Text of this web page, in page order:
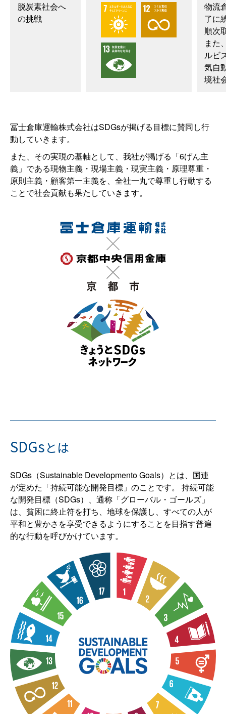
脱炭素社会へ
の挑戦
物流
了に
順次
また
ルビ
気自
境社
冨士倉庫運輸株式会社はSDGsが掲げる目標に賛同し行
動していきます。
また、その実現の基軸として、我社が掲げる「6げん主
義」である現物主義・現場主義・現実主義・原理尊重・
原則主義・顧客第一主義を、全社一丸で尊重し行動する
ことで社会貢献も果たしていきます。
SDGsとは
SDGs（Sustainable Developmento Goals）とは、国連
が定めた「持続可能な開発目標」のことです。 持続可能
な開発目標（SDGs）、通称「グローバル・ゴールズ」
は、貧困に終止符を打ち、地球を保護し、すべての人が
平和と豊かさを享受できるようにすることを目指す普遍
的な行動を呼びかけています。